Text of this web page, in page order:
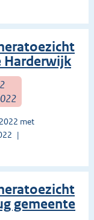
Harderwijk
met
gemeente